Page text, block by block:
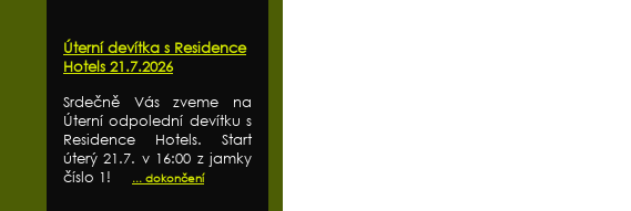
Úterní devítka s Residence
Hotels 21.7.2026
Srdečně Vás zveme na
Úterní odpolední devítku s
Residence Hotels. Start
úterý 21.7. v 16:00 z jamky
číslo 1!
... dokončení